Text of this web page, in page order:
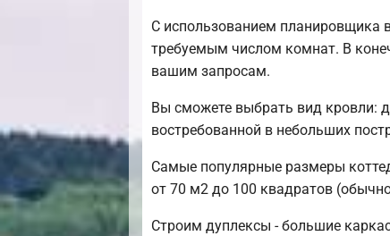
С использованием планировщика
требуемым числом комнат. В
вашим запросам.
Вы сможете выбрать вид кровли:
востребованной в небольших
Самые популярные размеры
от 70 м2 до 100 квадратов
Строим дуплексы - большие